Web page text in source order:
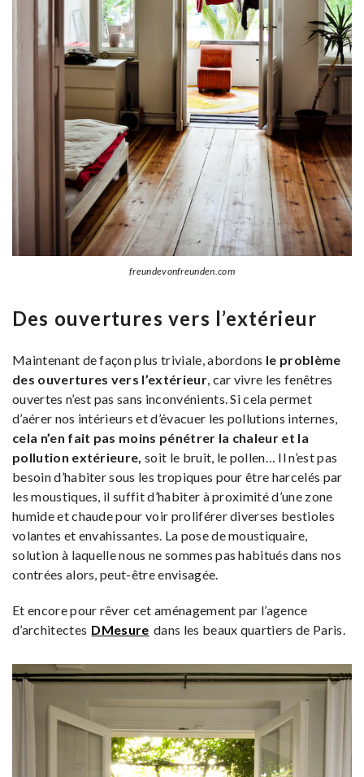
freundevonfreunden.com
Des ouvertures vers l’extérieur
Maintenant de façon plus triviale, abordons le problème
des ouvertures vers l’extérieur, car vivre les fenêtres
ouvertes n’est pas sans inconvénients. Si cela permet
d’aérer nos intérieurs et d’évacuer les pollutions internes,
cela n’en fait pas moins pénétrer la chaleur et la
pollution extérieure, soit le bruit, le pollen… Il n’est pas
besoin d’habiter sous les tropiques pour être harcelés par
les moustiques, il suffit d’habiter à proximité d’une zone
humide et chaude pour voir proliférer diverses bestioles
volantes et envahissantes. La pose de moustiquaire,
solution à laquelle nous ne sommes pas habitués dans nos
contrées alors, peut-être envisagée.
Et encore pour rêver cet aménagement par l’agence
d’architectes DMesure dans les beaux quartiers de Paris.